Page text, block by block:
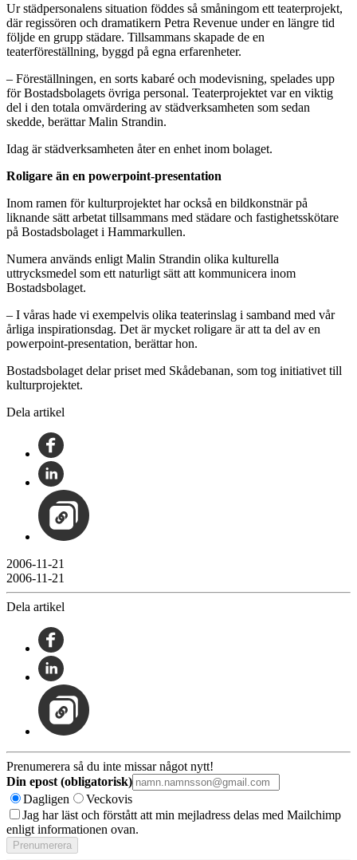
Ur städpersonalens situation föddes så småningom ett teaterprojekt,
där regissören och dramatikern Petra Revenue under en längre tid
följde en grupp städare. Tillsammans skapade de en
teaterföreställning, byggd på egna erfarenheter.
– Föreställningen, en sorts kabaré och modevisning, spelades upp
för Bostadsbolagets övriga personal. Teaterprojektet var en viktig
del i den totala omvärdering av städverksamheten som sedan
skedde, berättar Malin Strandin.
Idag är städverksamheten åter en enhet inom bolaget.
Roligare än en powerpoint-presentation
Inom ramen för kulturprojektet har också en bildkonstnär på
liknande sätt arbetat tillsammans med städare och fastighetsskötare
på Bostadsbolaget i Hammarkullen.
Numera används enligt Malin Strandin olika kulturella
uttrycksmedel som ett naturligt sätt att kommunicera inom
Bostadsbolaget.
– I våras hade vi exempelvis olika teaterinslag i samband med vår
årliga inspirationsdag. Det är mycket roligare är att ta del av en
powerpoint-presentation, berättar hon.
Bostadsbolaget delar priset med Skådebanan, som tog initiativet till
kulturprojektet.
Dela artikel
2006-11-21
2006-11-21
Dela artikel
Prenumerera så du inte missar något nytt!
Din epost (obligatorisk)
Dagligen
Veckovis
Jag har läst och förstått att min mejladress delas med Mailchimp
enligt informationen ovan.